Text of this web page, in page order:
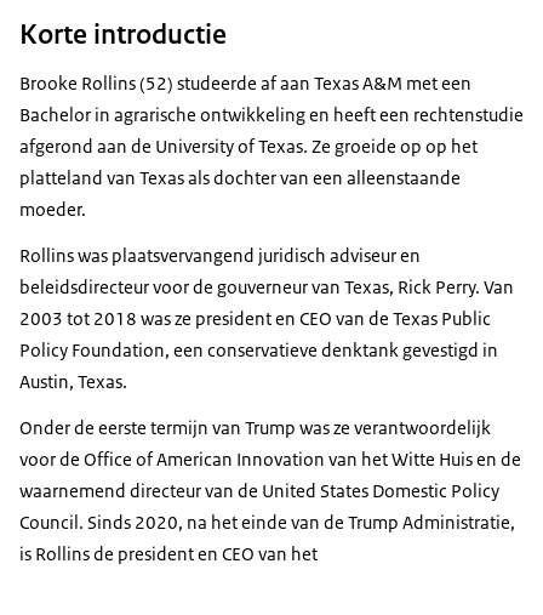
Korte introductie
Brooke Rollins (52) studeerde af aan Texas A&M met een
Bachelor in agrarische ontwikkeling en heeft een rechtenstudie
afgerond aan de University of Texas. Ze groeide op op het
platteland van Texas als dochter van een alleenstaande
moeder.
Rollins was plaatsvervangend juridisch adviseur en
beleidsdirecteur voor de gouverneur van Texas, Rick Perry. Van
2003 tot 2018 was ze president en CEO van de Texas Public
Policy Foundation, een conservatieve denktank gevestigd in
Austin, Texas.
Onder de eerste termijn van Trump was ze verantwoordelijk
voor de Office of American Innovation van het Witte Huis en de
waarnemend directeur van de United States Domestic Policy
Council. Sinds 2020, na het einde van de Trump Administratie,
is Rollins de president en CEO van het